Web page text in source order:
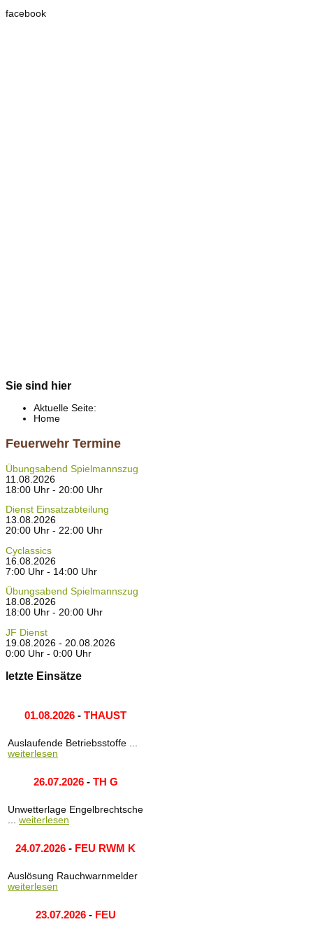
facebook
Sie sind hier
Aktuelle Seite:
Home
Feuerwehr Termine
Übungsabend Spielmannszug
11.08.2026
18:00 Uhr - 20:00 Uhr
Dienst Einsatzabteilung
13.08.2026
20:00 Uhr - 22:00 Uhr
Cyclassics
16.08.2026
7:00 Uhr - 14:00 Uhr
Übungsabend Spielmannszug
18.08.2026
18:00 Uhr - 20:00 Uhr
JF Dienst
19.08.2026 - 20.08.2026
0:00 Uhr - 0:00 Uhr
letzte Einsätze
01.08.2026 - THAUST
Auslaufende Betriebsstoffe ...
weiterlesen
26.07.2026- TH G
Unwetterlage Engelbrechtsche
... weiterlesen
24.07.2026 - FEU RWM K
Auslösung Rauchwarnmelder
weiterlesen
23.07.2026- FEU